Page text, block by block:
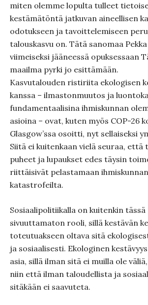
miten olemme lopulta tulleet
kestämätöntä jatkuvan aineellisen
odotukseen ja tavoittelemiseen
talouskasvu on. Tätä sanomaa
viimeiseksi jääneessä opuksessaan
maailma pyrki jo esittämään.
Kasvutalouden ristiriita ekologisen
kanssa – ilmastonmuutos ja
fundamentaalisina ihmiskunnan
asioina – ovat, kuten myös COP-26
Glasgow’ssa osoitti, nyt sellaiseksi
Siitä ei kuitenkaan vielä seuraa, että
puheet ja lupaukset edes täysin
riittäisivät pelastamaan
katastrofeilta.
Sosiaalipolitiikalla on kuitenkin tässä
sivuuttamaton rooli, sillä kestävän
toteutuakseen oltava sitä
ja sosiaalisesti. Ekologinen
asia, sillä ilman sitä ei muilla ole
niin että ilman taloudellista ja
sitäkään ei saavuteta.